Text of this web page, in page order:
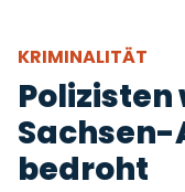
KRIMINALITÄT
Polizisten
bedroht